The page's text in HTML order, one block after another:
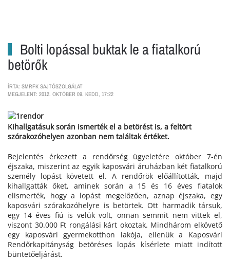
Bolti lopással buktak le a fiatalkorú
betörők
ÍRTA: SMRFK SAJTÓSZOLGÁLAT
MEGJELENT: 2012. OKTÓBER 09. KEDD, 17:22
Kihallgatásuk során ismerték el a betörést is, a feltört
szórakozóhelyen azonban nem találtak értéket.
Bejelentés érkezett a rendőrség ügyeletére október 7-én
éjszaka, miszerint az egyik kaposvári áruházban két fiatalkorú
személy lopást követett el. A rendőrök előállították, majd
kihallgatták őket, aminek során a 15 és 16 éves fiatalok
elismerték, hogy a lopást megelőzően, aznap éjszaka, egy
kaposvári szórakozóhelyre is betörtek. Ott harmadik társuk,
egy 14 éves fiú is velük volt, onnan semmit nem vittek el,
viszont 30.000 Ft rongálási kárt okoztak. Mindhárom elkövető
egy kaposvári gyermekotthon lakója, ellenük a Kaposvári
Rendőrkapitányság betöréses lopás kísérlete miatt indított
büntetőeljárást.